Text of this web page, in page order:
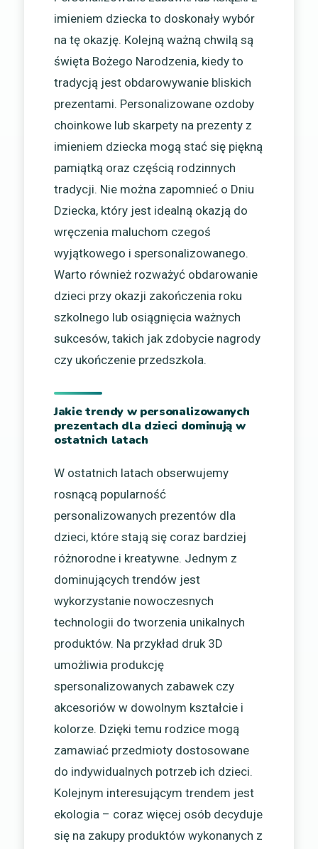
imieniem dziecka to doskonały wybór
na tę okazję. Kolejną ważną chwilą są
święta Bożego Narodzenia, kiedy to
tradycją jest obdarowywanie bliskich
prezentami. Personalizowane ozdoby
choinkowe lub skarpety na prezenty z
imieniem dziecka mogą stać się piękną
pamiątką oraz częścią rodzinnych
tradycji. Nie można zapomnieć o Dniu
Dziecka, który jest idealną okazją do
wręczenia maluchom czegoś
wyjątkowego i spersonalizowanego.
Warto również rozważyć obdarowanie
dzieci przy okazji zakończenia roku
szkolnego lub osiągnięcia ważnych
sukcesów, takich jak zdobycie nagrody
czy ukończenie przedszkola.
Jakie trendy w personalizowanych
prezentach dla dzieci dominują w
ostatnich latach
W ostatnich latach obserwujemy
rosnącą popularność
personalizowanych prezentów dla
dzieci, które stają się coraz bardziej
różnorodne i kreatywne. Jednym z
dominujących trendów jest
wykorzystanie nowoczesnych
technologii do tworzenia unikalnych
produktów. Na przykład druk 3D
umożliwia produkcję
spersonalizowanych zabawek czy
akcesoriów w dowolnym kształcie i
kolorze. Dzięki temu rodzice mogą
zamawiać przedmioty dostosowane
do indywidualnych potrzeb ich dzieci.
Kolejnym interesującym trendem jest
ekologia – coraz więcej osób decyduje
się na zakupy produktów wykonanych z